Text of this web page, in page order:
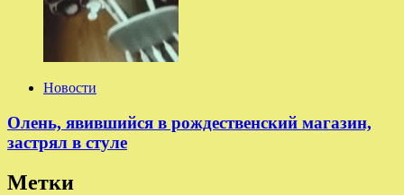
Новости
Олень, явившийся в рождественский магазин,
застрял в стуле
Метки